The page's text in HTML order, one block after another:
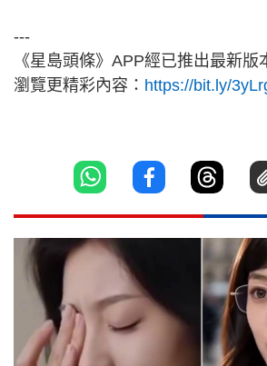
---
《星島頭條》APP經已推出最新版
瀏覽更精彩內容： https://bit.ly/